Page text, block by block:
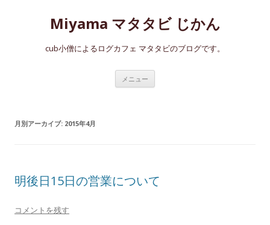
Miyama マタタビ じかん
cub小僧によるログカフェ マタタビのブログです。
メニュー
月別アーカイブ: 2015年4月
明後日15日の営業について
コメントを残す